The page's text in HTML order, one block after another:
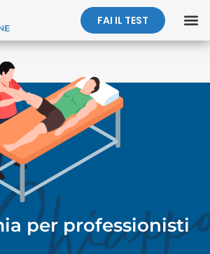
FAI IL TEST
per professionisti